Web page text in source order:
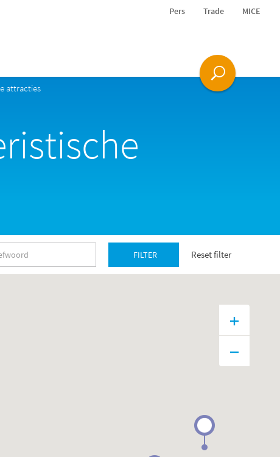
Pers Trade MICE
attracties
FILTER Reset filter